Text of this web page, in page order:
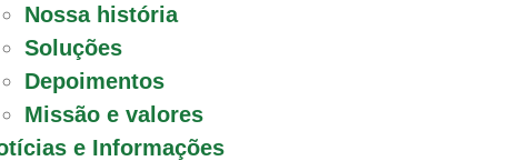
Nossa história
Soluções
Depoimentos
Missão e valores
e Informações